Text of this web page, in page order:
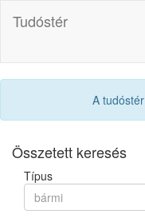
Tudóstér
A tudóstér
Összetett keresés
Típus
bármi